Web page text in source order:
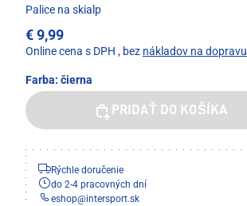
Palice na skialp
€ 9,99
Online cena s DPH , bez nákladov na dopravu
Farba: čierna
PRIDAŤ DO KOŠÍKA
Rýchle doručenie
do 2-4 pracovných dní
eshop@intersport.sk